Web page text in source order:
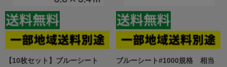
【10枚セット】ブルーシート
ブルーシート#1000規格 相当